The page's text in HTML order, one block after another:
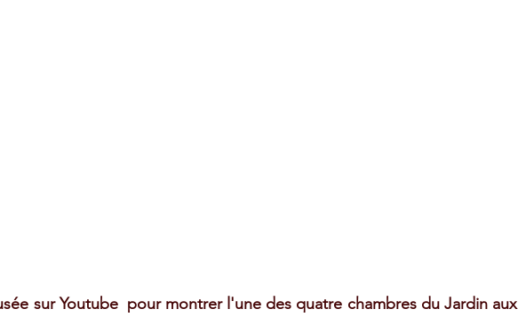
sur Youtube  pour montrer l'une des quatre chambres du Jardin aux